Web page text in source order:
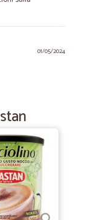
01/05/2024
Invio
04/03/2022